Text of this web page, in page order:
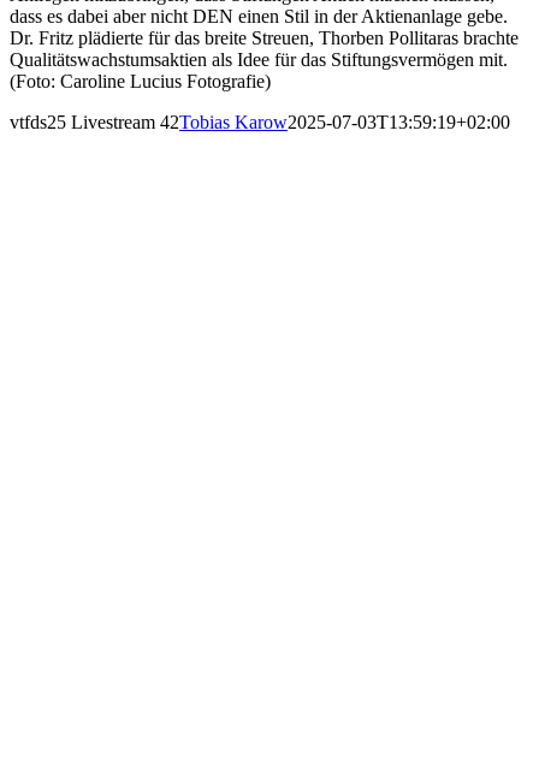
dass es dabei aber nicht DEN einen Stil in der Aktienanlage gebe.
Dr. Fritz plädierte für das breite Streuen, Thorben Pollitaras brachte
Qualitätswachstumsaktien als Idee für das Stiftungsvermögen mit.
(Foto: Caroline Lucius Fotografie)
vtfds25 Livestream 42Tobias Karow2025-07-03T13:59:19+02:00